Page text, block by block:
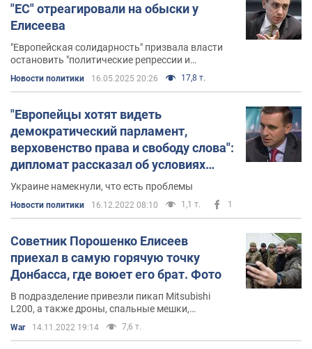
"ЕС" отреагировали на обыски у
Елисеева
"Европейская солидарность" призвала власти
остановить "политические репрессии и
Новости политики 16.05.2025 20:26 17,8 т.
"Европейцы хотят видеть
демократический парламент,
верховенство права и свободу слова":
дипломат рассказал об условиях
макрофина от ЕС
Украине намекнули, что есть проблемы
Новости политики 16.12.2022 08:10 1,1 т. 1
Советник Порошенко Елисеев
приехал в самую горячую точку
Донбасса, где воюет его брат. Фото
В подразделение привезли пикап Mitsubіshi
L200, а также дроны, спальные мешки,
буржуйки и генераторы
War 14.11.2022 19:14 7,6 т.